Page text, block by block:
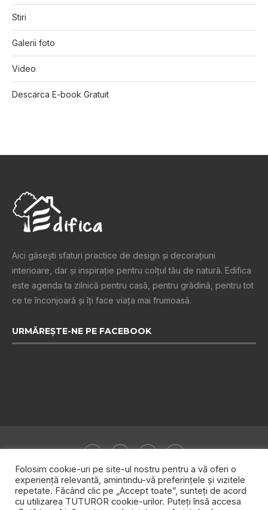
Stiri
Galerii foto
Video
Descarca E-book Gratuit
Aici găsești sfaturi practice de design şi decoraţiuni
interioare, dar și inspiraţie pentru colţul tău de natură. Edifica
este agenda ta zilnică pentru casă, pentru grădină, pentru tot
ce te înconjoară şi îţi face viaţa mai frumoasă.
URMĂREȘTE-NE PE FACEBOOK
Despre noi Publicitate
Politica de confidențialitate
Folosim cookie-uri pe site-ul nostru pentru a vă oferi o
experiență relevantă, amintindu-vă preferințele și vizitele
repetate. Făcând clic pe „Accept toate”, sunteți de acord
cu utilizarea TUTUROR cookie-urilor. Puteți însă accesa